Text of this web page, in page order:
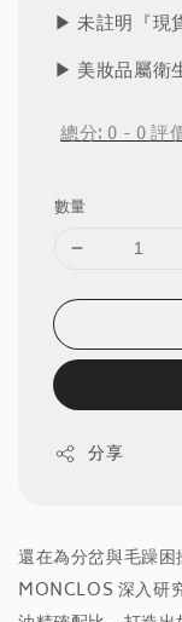
▶︎ 未註明『現
▶︎ 美妝品屬衛
總分:0-0評
數量
分享
還在為分岔與毛躁困
MONCLOS 深入研